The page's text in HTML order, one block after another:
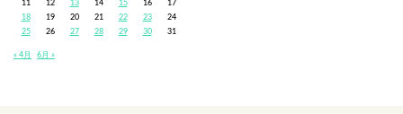
18
19 20 21 22 23
24
25
26 27 28 29 30
31
« 4月 6月 »